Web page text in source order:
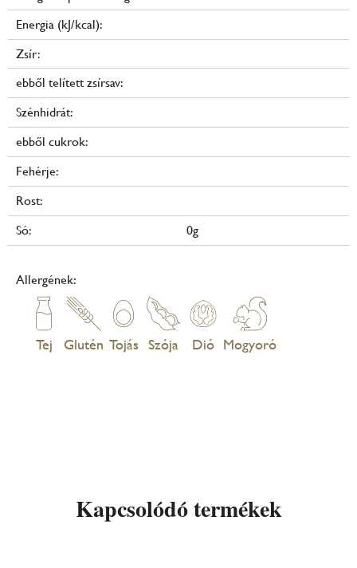
Energia (kJ/kcal):
Zsír:
ebből telített zsírsav:
Szénhidrát:
ebből cukrok:
Fehérje:
Rost:
Só:
0g
Allergének:
Tej Glutén Tojás Szója Dió Mogyoró
Kapcsolódó termékek